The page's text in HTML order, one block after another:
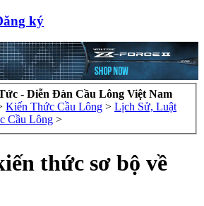
ký
- Diễn Đàn Cầu Lông Việt Nam
Kiến Thức Cầu Lông > Lịch Sử, Luật
Cầu Lông >
thức sơ bộ về